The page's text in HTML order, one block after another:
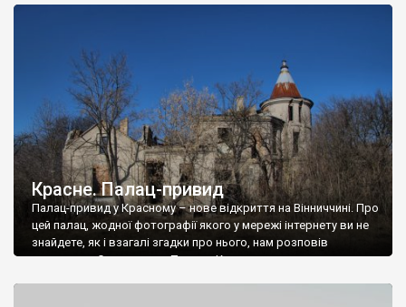
Красне. Палац-привид
Палац-привид у Красному – нове відкриття на Вінниччині. Про
цей палац, жодної фотографії якого у мережі інтернету ви не
знайдете, як і взагалі згадки про нього, нам розповів
мешканець Самгородка. Палац у Красному вразив не лише